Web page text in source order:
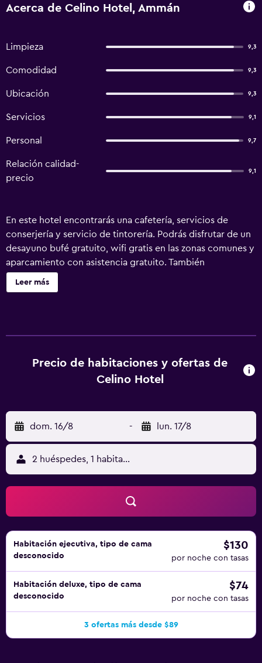
Acerca de Celino Hotel, Ammán
Limpieza 9,3
Comodidad 9,3
Ubicación 9,3
Servicios 9,1
Personal 9,7
Relación calidad-
precio
9,1
En este hotel encontrarás una cafetería, servicios de
conserjería y servicio de tintorería. Podrás disfrutar de un
desayuno bufé gratuito, wifi gratis en las zonas comunes y
aparcamiento con asistencia gratuito. También
encontrarás servicio de recepción 24 horas, televisión en
una zona común y un salón de fiestas. Celino Hotel ofrece
con una capa de acolchado adicional y están vestidas con
ropa de cama de alta calidad. Se ofrece una televisión de
independientes y zapatillas. Este hotel en Amán,
Gobernación de Amán, Jordania ofrece acceso a Internet
wifi gratis con una velocidad de 100 Mbps o más (para 1 o
2 personas, o hasta 6 dispositivos). Los servicios para las
personas de negocios incluyen escritorio y teléfono. Las
habitaciones también incluyen tabla de planchar con
plancha y cortinas opacas. Se ofrece servicio de
descubierta nocturno y servicio de limpieza todos los
días. Es posible solicitar juegos de cama hipoalergénicos.
Leer más
Precio de habitaciones y ofertas de
Celino Hotel
dom. 16/8 - lun. 17/8
2 huéspedes, 1 habitación
Habitación ejecutiva, tipo de cama
desconocido
$130
por noche con tasas
Habitación deluxe, tipo de cama
desconocido
$74
por noche con tasas
3 ofertas más desde $89